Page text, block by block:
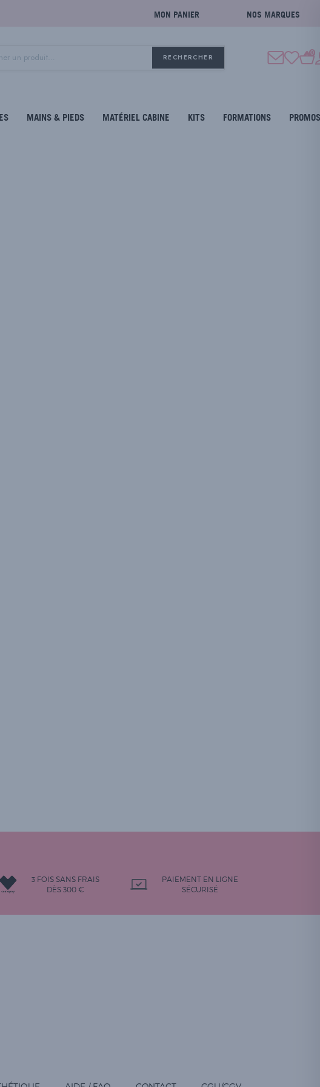
MON PANIER NOS MARQUES
RECHERCHER
0
MAINS & PIEDS MATÉRIEL CABINE KITS FORMATIONS PROMOS
3 FOIS SANS FRAIS
DÈS 300 €
PAIEMENT EN LIGNE
SÉCURISÉ